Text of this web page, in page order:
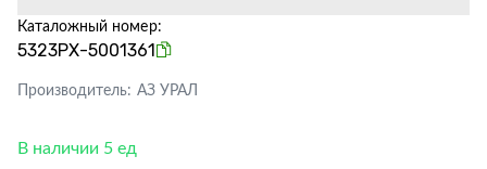
Каталожный номер:
5323РХ-5001361
Производитель: АЗ УРАЛ
В наличии 5 ед